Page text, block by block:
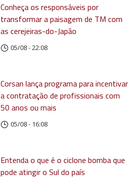
Conheça os responsáveis por
transformar a paisagem de TM com
as cerejeiras-do-Japão
05/08 - 22:08
Corsan lança programa para incentivar
a contratação de profissionais com
50 anos ou mais
05/08 - 16:08
Entenda o que é o ciclone bomba que
pode atingir o Sul do país